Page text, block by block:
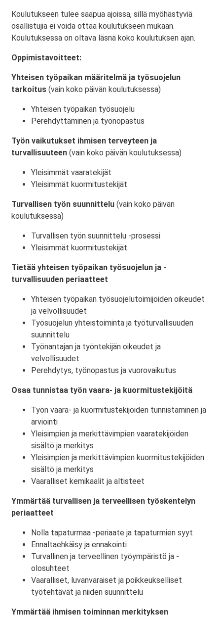
Koulutukseen tulee saapua ajoissa, sillä myöhästyviä
osallistujia ei voida ottaa koulutukseen mukaan.
Koulutuksessa on oltava läsnä koko koulutuksen ajan.
Oppimistavoitteet:
Yhteisen työpaikan määritelmä ja työsuojelun
tarkoitus (vain koko päivän koulutuksessa)
Yhteisen työpaikan työsuojelu
Perehdyttäminen ja työnopastus
Työn vaikutukset ihmisen terveyteen ja
turvallisuuteen (vain koko päivän koulutuksessa)
Yleisimmät vaaratekijät
Yleisimmät kuormitustekijät
Turvallisen työn suunnittelu (vain koko päivän
koulutuksessa)
Turvallisen työn suunnittelu -prosessi
Yleisimmät kuormitustekijät
Tietää yhteisen työpaikan työsuojelun ja -
turvallisuuden periaatteet
Yhteisen työpaikan työsuojelutoimijoiden oikeudet
ja velvollisuudet
Työsuojelun yhteistoiminta ja työturvallisuuden
suunnittelu
Työnantajan ja työntekijän oikeudet ja
velvollisuudet
Perehdytys, työnopastus ja vuorovaikutus
Osaa tunnistaa työn vaara- ja kuormitustekijöitä
Työn vaara- ja kuormitustekijöiden tunnistaminen ja
arviointi
Yleisimpien ja merkittävimpien vaaratekijöiden
sisältö ja merkitys
Yleisimpien ja merkittävimpien kuormitustekijöiden
sisältö ja merkitys
Vaaralliset kemikaalit ja altisteet
Ymmärtää turvallisen ja terveellisen työskentelyn
periaatteet
Nolla tapaturmaa -periaate ja tapaturmien syyt
Ennaltaehkäisy ja ennakointi
Turvallinen ja terveellinen työympäristö ja -
olosuhteet
Vaaralliset, luvanvaraiset ja poikkeukselliset
työtehtävät ja niiden suunnittelu
Ymmärtää ihmisen toiminnan merkityksen